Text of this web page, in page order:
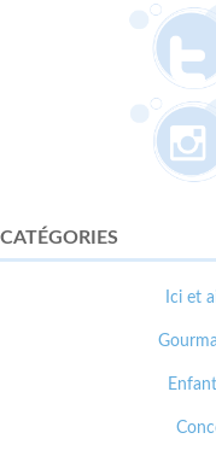
CATÉGORIES
Ici et